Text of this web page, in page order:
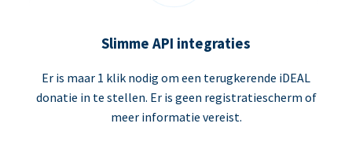
Slimme API integraties
Er is maar 1 klik nodig om een terugkerende iDEAL
donatie in te stellen. Er is geen registratiescherm of
meer informatie vereist.